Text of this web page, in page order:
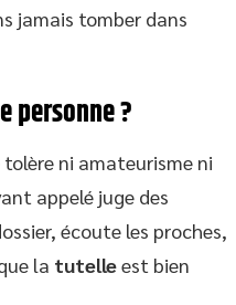
jamais tomber dans
personne ?
tolère ni amateurisme ni
appelé juge des
écoute les proches,
la tutelleest bien